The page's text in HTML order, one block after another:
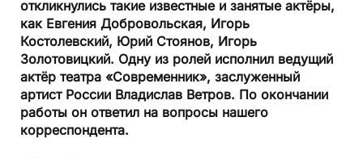
откликнулись такие известные и занятые актёры,
как Евгения Добровольская, Игорь
Костолевский, Юрий Стоянов, Игорь
Золотовицкий. Одну из ролей исполнил ведущий
актёр театра «Современник», заслуженный
артист России Владислав Ветров. По окончании
работы он ответил на вопросы нашего
корреспондента.